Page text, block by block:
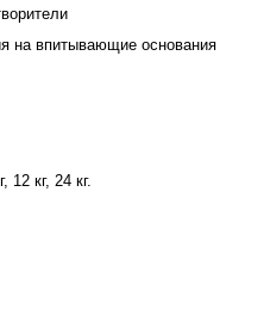
на впитывающие основания
12 кг, 24 кг.